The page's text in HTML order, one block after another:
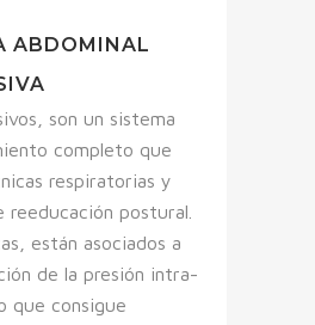
ABDOMINAL
son un sistema
completo que
respiratorias y
reeducación postural.
están asociados a
de la presión intra-
que consigue